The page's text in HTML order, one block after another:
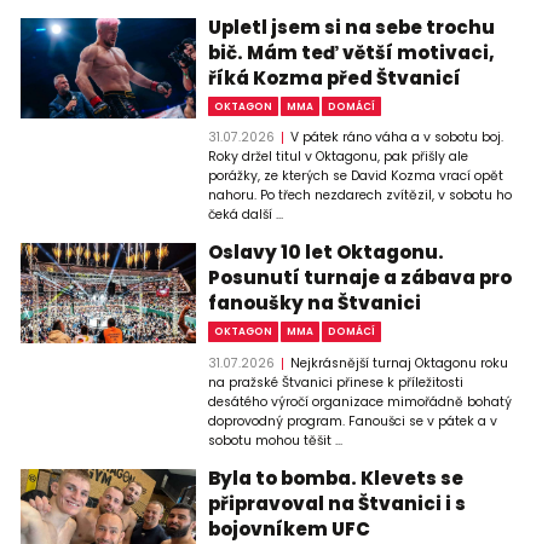
Upletl jsem si na sebe trochu
bič. Mám teď větší motivaci,
říká Kozma před Štvanicí
OKTAGON MMA DOMÁCÍ
31.07.2026
V pátek ráno váha a v sobotu boj.
Roky držel titul v Oktagonu, pak přišly ale
porážky, ze kterých se David Kozma vrací opět
nahoru. Po třech nezdarech zvítězil, v sobotu ho
čeká další ...
Oslavy 10 let Oktagonu.
Posunutí turnaje a zábava pro
fanoušky na Štvanici
OKTAGON MMA DOMÁCÍ
31.07.2026
Nejkrásnější turnaj Oktagonu roku
na pražské Štvanici přinese k příležitosti
desátého výročí organizace mimořádně bohatý
doprovodný program. Fanoušci se v pátek a v
sobotu mohou těšit ...
Byla to bomba. Klevets se
připravoval na Štvanici i s
bojovníkem UFC